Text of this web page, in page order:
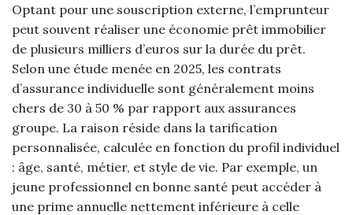
Optant pour une souscription externe, l’emprunteur
peut souvent réaliser une économie prêt immobilier
de plusieurs milliers d’euros sur la durée du prêt.
Selon une étude menée en 2025, les contrats
d’assurance individuelle sont généralement moins
chers de 30 à 50 % par rapport aux assurances
groupe. La raison réside dans la tarification
personnalisée, calculée en fonction du profil individuel
: âge, santé, métier, et style de vie. Par exemple, un
jeune professionnel en bonne santé peut accéder à
une prime annuelle nettement inférieure à celle